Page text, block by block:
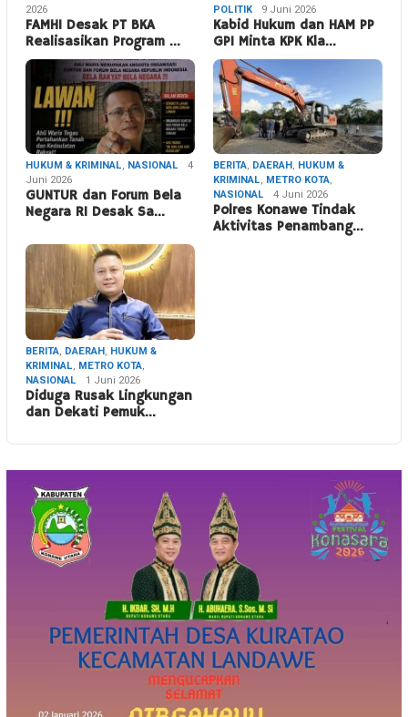
2026
FAMHI Desak PT BKA
Realisasikan Program …
POLITIK
9 Juni 2026
Kabid Hukum dan HAM PP
GPI Minta KPK Kla…
HUKUM & KRIMINAL, NASIONAL
4
Juni 2026
GUNTUR dan Forum Bela
Negara RI Desak Sa…
BERITA, DAERAH, HUKUM &
KRIMINAL, METRO KOTA,
NASIONAL
4 Juni 2026
Polres Konawe Tindak
Aktivitas Penambang…
BERITA, DAERAH, HUKUM &
KRIMINAL, METRO KOTA,
NASIONAL
1 Juni 2026
Diduga Rusak Lingkungan
dan Dekati Pemuk…